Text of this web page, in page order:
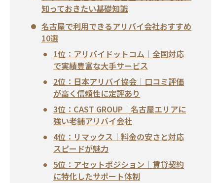
知っておきたい基礎知識
名古屋で利用できるアリバイ会社おすすめ
10選
1位：アリバイドットコム｜全国対応
で実績豊富な大手サービス
2位：日本アリバイ協会｜口コミ評価
が高く信頼性に定評あり
3位：CAST GROUP｜名古屋エリアに
強い老舗アリバイ会社
4位：リマックス｜料金の安さと対応
スピードが魅力
5位：アセットポジション｜賃貸契約
に特化したサポート体制